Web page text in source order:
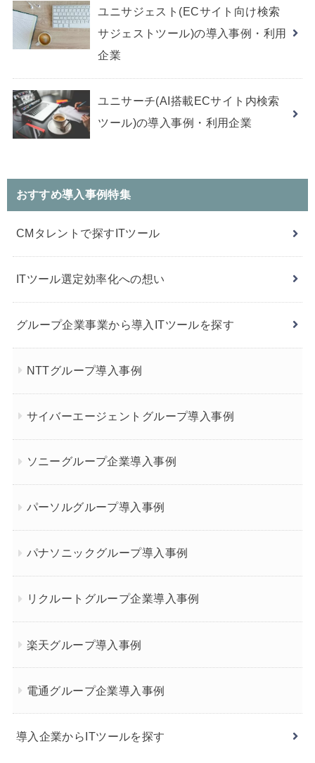
ユニサジェスト(ECサイト向け検索
サジェストツール)の導入事例・利用
企業
ユニサーチ(AI搭載ECサイト内検索
ツール)の導入事例・利用企業
おすすめ導入事例特集
CMタレントで探すITツール
ITツール選定効率化への想い
グループ企業事業から導入ITツールを探す
NTTグループ導入事例
サイバーエージェントグループ導入事例
ソニーグループ企業導入事例
パーソルグループ導入事例
パナソニックグループ導入事例
リクルートグループ企業導入事例
楽天グループ導入事例
電通グループ企業導入事例
導入企業からITツールを探す